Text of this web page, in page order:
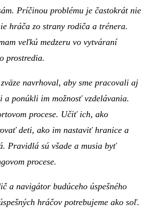
Príčinou problému je častokrát nie
hráča zo strany rodiča a trénera.
veľkú medzeru vo vytváraní
prostredia.
navrhoval, aby sme pracovali aj
a ponúkli im možnosť vzdelávania.
procese. Učiť ich, ako
deti, ako im nastaviť hranice a
Pravidlá sú všade a musia byť
procese.
a navigátor budúceho úspešného
hráčov potrebujeme ako soľ.